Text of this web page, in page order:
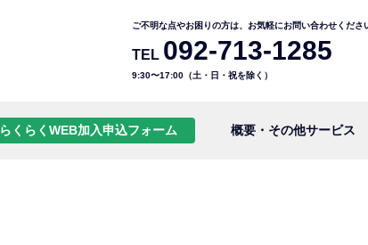
ご不明な点やお困りの方は、お気軽にお問い合わせくださ
TEL 092-713-1285
9:30〜17:00（土・日・祝を除く）
らくらくWEB加入申込フォーム 概要・その他サービス